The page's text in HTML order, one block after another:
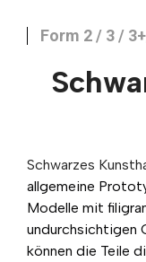
Form 2 / 3 /
Schwarzes
allgemeine
Modelle mit
undurchsichtigen
können die Teile